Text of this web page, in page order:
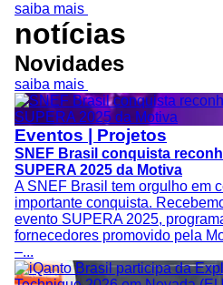
saiba mais
notícias
Novidades
saiba mais
Eventos | Projetos
SNEF Brasil conquista
SUPERA 2025 da Motiva
A SNEF Brasil tem orgulho em
importante conquista.
evento SUPERA 2025,
fornecedores promovido pela
–...